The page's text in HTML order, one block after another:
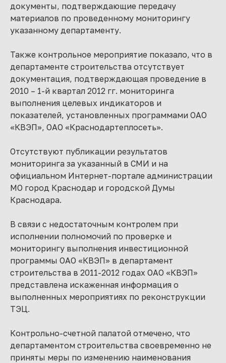
документы, подтверждающие передачу
материалов по проведенному мониторингу
указанному департаменту.
Также контрольное мероприятие показало, что в
департаменте строительства отсутствует
документация, подтверждающая проведение в
2010 – 1-й квартал 2012 гг. мониторинга
выполнения целевых индикаторов и
показателей, установленных программами ОАО
«КВЭП», ОАО «Краснодартеплосеть».
Отсутствуют публикации результатов
мониторинга за указанный в СМИ и на
официальном Интернет-портале администрации
МО город Краснодар и городской Думы
Краснодара.
В связи с недостаточным контролем при
исполнении полномочий по проверке и
мониторингу выполнения инвестиционной
программы ОАО «КВЭП» в департамент
строительства в 2011-2012 годах ОАО «КВЭП»
представлена искаженная информация о
выполненных мероприятиях по реконструкции
ТЭЦ.
Контрольно-счетной палатой отмечено, что
департаментом строительства своевременно не
приняты меры по изменению наименования